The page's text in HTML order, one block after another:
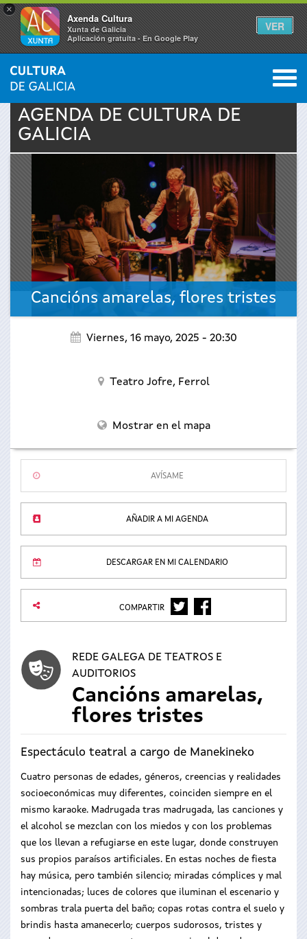
×
Axenda Cultura
Xunta de Galicia
Aplicación gratuíta - En Google Play
VER
Se
encuentra
INICIO › ACTUALIDAD 0
AGENDA DE CULTURA DE
GALICIA
Cancións amarelas, flores tristes
Viernes, 16 mayo, 2025 - 20:30
Teatro Jofre, Ferrol
Mostrar en el mapa
AVÍSAME
AÑADIR A MI AGENDA
DESCARGAR EN MI CALENDARIO
COMPARTIR TWITTERFACEBOOK
REDE GALEGA DE TEATROS E
AUDITORIOS
Cancións amarelas,
flores tristes
Espectáculo teatral a cargo de Manekineko
Cuatro personas de edades, géneros, creencias y realidades
socioeconómicas muy diferentes, coinciden siempre en el
mismo karaoke. Madrugada tras madrugada, las canciones y
el alcohol se mezclan con los miedos y con los problemas
que los llevan a refugiarse en este lugar, donde construyen
sus propios paraísos artificiales. En estas noches de fiesta
hay música, pero también silencio; miradas cómplices y mal
intencionadas; luces de colores que iluminan el escenario y
sombras trala puerta del baño; copas rotas contra el suelo y
brindis hasta amanecerlo; cuerpos sudorosos, tristes y